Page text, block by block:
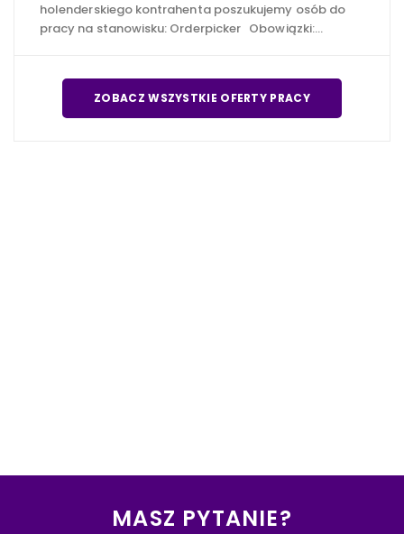
holenderskiego kontrahenta poszukujemy osób do
pracy na stanowisku: Orderpicker Obowiązki:…
ZOBACZ WSZYSTKIE OFERTY PRACY
MASZ PYTANIE?